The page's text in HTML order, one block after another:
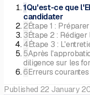
1Qu'est-ce que
candidater
2Étape 1 :
3Étape 2 :
4Étape 3 :
5Après
diligence sur les
6Erreurs
Published 22 January